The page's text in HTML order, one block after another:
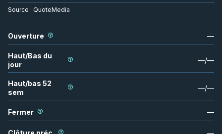
Source : QuoteMedia
Ouverture —
Haut/Bas du
jour
—/—
Haut/bas 52
sem
—/—
Fermer —